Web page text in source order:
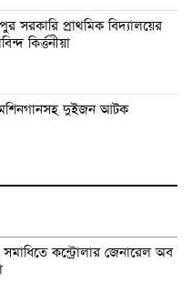
সরকারি প্রাথমিক বিদ্যালয়ের
কির্ত্তনীয়া
দুইজন আটক
সমাধিতে কন্ট্রোলার জেনারেল অব